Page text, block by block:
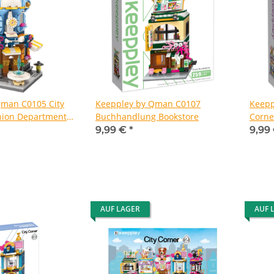
C0105 City
Department
Keeppley by Qman C0107
Buchhandlung Bookstore
9,99 € * 9,99
AUF LAGER AUF